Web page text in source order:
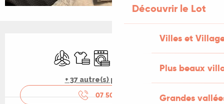
Découvrir le Lot
Villes et
Plus beaux
Grandes
Ouverture et coordonnées
Air conditionné
Draps et linge
Lave lingeLave vaisselle
Télévision
WiFi
+ 37 autre(s) prestation(s)
07 50 91 66